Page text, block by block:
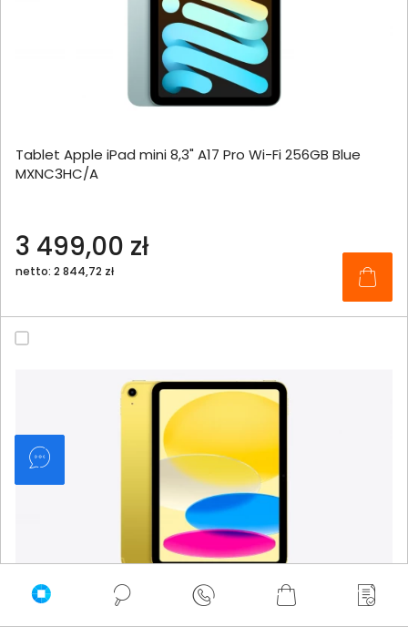
Tablet Apple iPad mini 8,3" A17 Pro Wi-Fi 256GB Blue
MXNC3HC/A
3 499,00 zł
netto: 2 844,72 zł